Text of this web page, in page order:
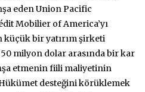
eden Union Pacific
Mobilier of America’yı
küçük bir yatırım şirketi
milyon dolar arasında bir kar
etmenin fiili maliyetinin
desteğini körüklemek